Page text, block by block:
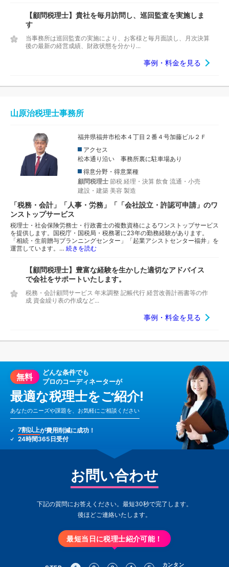
【顧問税理士】貴社を毎月訪問し、巡回監査を実施しま
す
当事務所は巡回監査の実施により、お客様と毎月面談し、月次決算
後の最新の経営成績、財政状態を分かり...
事例・料金を見る
山原治税理士事務所
福井県福井市松本４丁目２番４号加藤ビル２Ｆ
アクセス
松本通り沿い 事務所裏に駐車場あり
得意分野・得意業種
顧問税理士 節税 経理・決算 飲食 流通・小売
建設・建築 美容 製造
「税務・会計」「人事・労務」「「会社設立・許認可申請」のワ
ンストップサービス
税理士・社会保険労務士・行政書士の複数資格によるワンストップサービス
を提供します。国税庁・国税局・税務署に23年の勤務経験があります。
「相続・生前贈与プランニングセンター」「起業アシストセンター福井」を
運営しています。… 続きを読む
【顧問税理士】豊富な経験を生かした適切なアドバイス
で会社をサポートいたします。
税務・会計顧問サービス 年末調整 記帳代行 経営改善計画書等の作
成 資金繰り表の作成など...
事例・料金を見る
無料
どんな条件でも
プロのコーディネーターが
最適な税理士をご紹介!
あなたのニーズや課題を、お気軽にご相談ください
7割以上が費用削減に成功！
24時間365日受付
お問い合わせ
下記の質問にお答えください。最短30秒で完了します。
後ほどご連絡いたします。
最短当日に税理士紹介可能！
カンタン